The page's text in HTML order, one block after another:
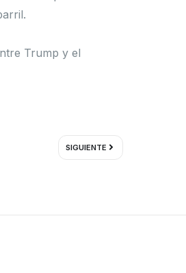
Trump y el
SIGUIENTE
Siguiente